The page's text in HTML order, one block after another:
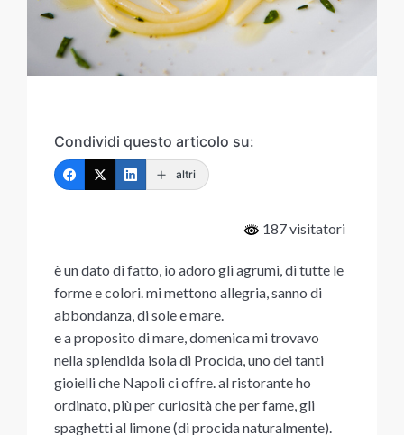
Condividi questo articolo su:
altri
187 visitatori
è un dato di fatto, io adoro gli agrumi, di tutte le
forme e colori. mi mettono allegria, sanno di
abbondanza, di sole e mare.
e a proposito di mare, domenica mi trovavo
nella splendida isola di Procida, uno dei tanti
gioielli che Napoli ci offre. al ristorante ho
ordinato, più per curiosità che per fame, gli
spaghetti al limone (di procida naturalmente).